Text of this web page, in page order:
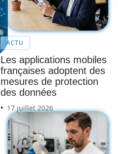
ACTU
Les applications mobiles
françaises adoptent des
mesures de protection
des données
17 juillet 2026